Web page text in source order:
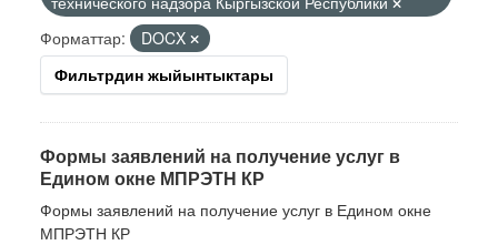
Форматтар:
DOCX
Фильтрдин жыйынтыктары
Формы заявлений на получение услуг в
Едином окне МПРЭТН КР
Формы заявлений на получение услуг в Едином окне
МПРЭТН КР